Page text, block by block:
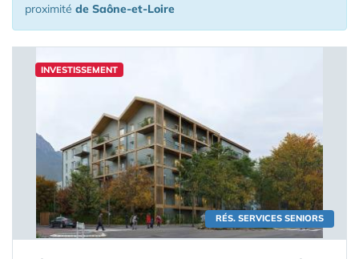
proximité de Saône-et-Loire
RÉS. SERVICES SENIORS
INVESTISSEMENT